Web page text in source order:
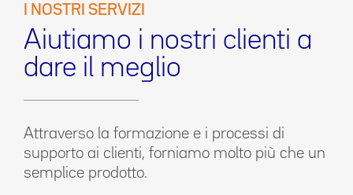
I NOSTRI SERVIZI
Aiutiamo i nostri clienti a
dare il meglio
Attraverso la formazione e i processi di
supporto ai clienti, forniamo molto più che un
semplice prodotto.